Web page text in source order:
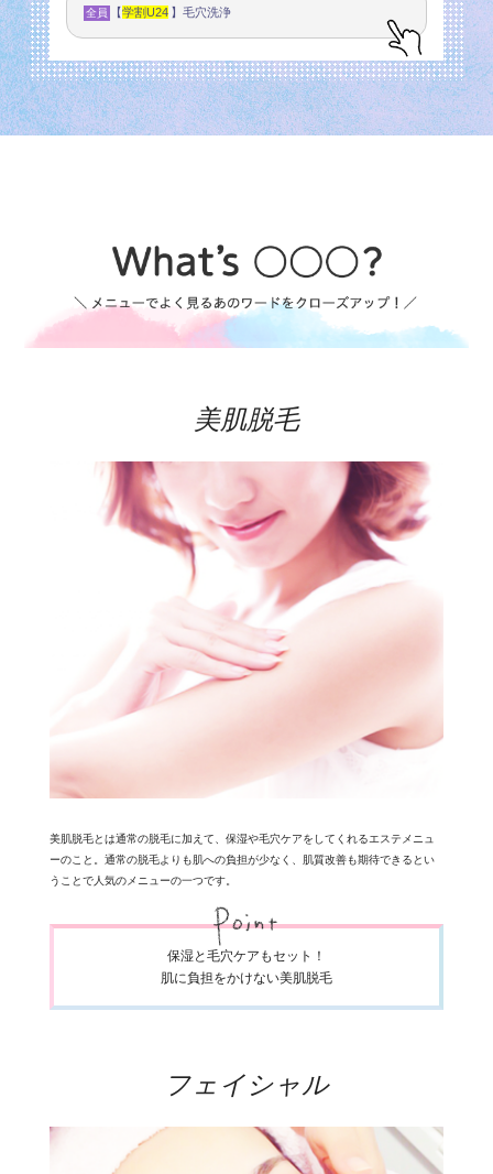
全員 【学割U24 】毛穴洗浄
美肌脱毛
美肌脱毛とは通常の脱毛に加えて、保湿や毛穴ケアをしてくれるエステメニュ
ーのこと。通常の脱毛よりも肌への負担が少なく、肌質改善も期待できるとい
うことで人気のメニューの一つです。
保湿と毛穴ケアもセット！
肌に負担をかけない美肌脱毛
フェイシャル